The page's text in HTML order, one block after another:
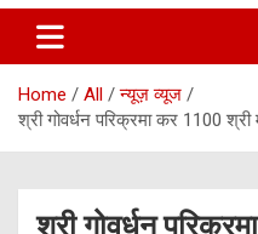
Home All
न्यूज़ व्यूज
श्री गोवर्धन परिक्रमा कर 1100 श्री
श्री गोवर्धन